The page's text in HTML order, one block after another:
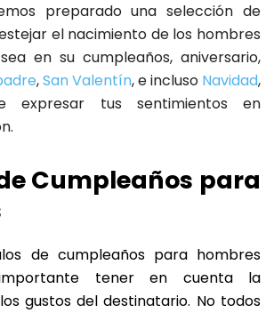
preparado una selección de
el nacimiento de los hombres
en su cumpleaños, aniversario,
,San Valentín, e incluso Navidad,
expresar tus sentimientos en
Cumpleaños para
de cumpleaños para hombres
tener en cuenta la
gustos del destinatario. No todos